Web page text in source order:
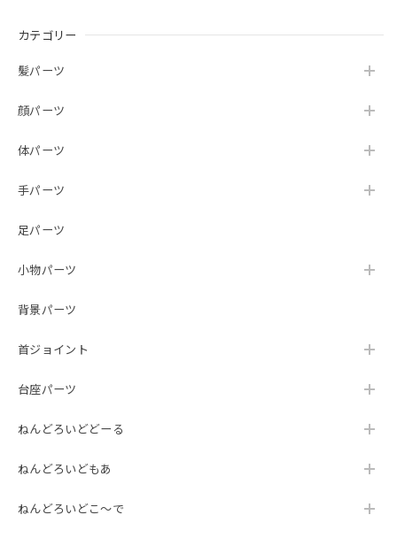
カテゴリー
髪パーツ
顔パーツ
体パーツ
手パーツ
足パーツ
小物パーツ
背景パーツ
首ジョイント
台座パーツ
ねんどろいどどーる
ねんどろいどもあ
ねんどろいどこ～で